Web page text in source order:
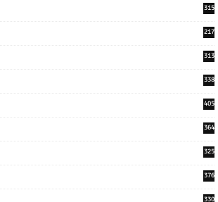
315
217
313
338
405
364
325
376
330